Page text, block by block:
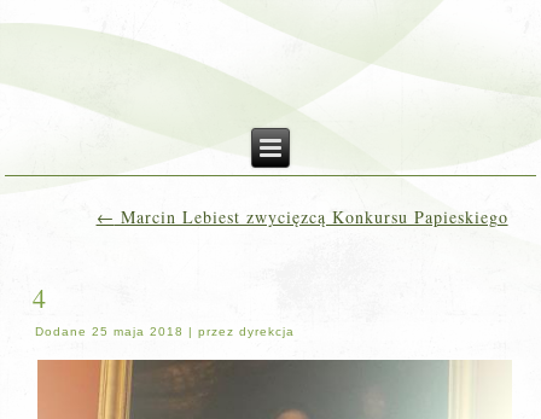
← Marcin Lebiest zwycięzcą Konkursu Papieskiego
4
Dodane 25 maja 2018 |przez dyrekcja